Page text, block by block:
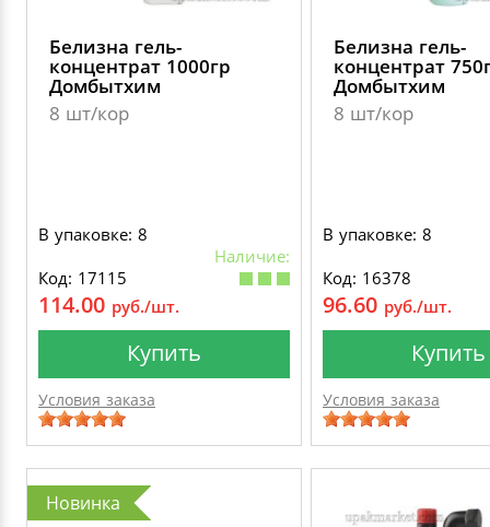
Белизна гель-
концентрат 1000гр
Домбытхим
8 шт/кор
В упаковке: 8
Наличие:
Код: 17115
114.00 руб./шт.
Купить
Условия заказа
Белизна гель-
концентрат
Домбытхим
8 шт/кор
В упаковке: 8
Код: 16378
96.60 руб./шт.
Купить
Условия заказа
Новинка